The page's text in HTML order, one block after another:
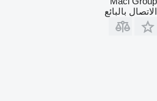
الاتصال بالبائع